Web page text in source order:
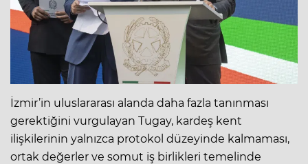
İzmir’in uluslararası alanda daha fazla tanınması
gerektiğini vurgulayan Tugay, kardeş kent
ilişkilerinin yalnızca protokol düzeyinde kalmaması,
ortak değerler ve somut iş birlikleri temelinde